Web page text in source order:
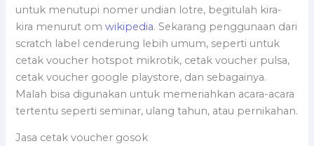
untuk menutupi nomer undian lotre, begitulah kira-
kira menurut omwikipedia. Sekarang penggunaan dari
scratch label cenderung lebih umum, seperti untuk
cetak voucher hotspot mikrotik, cetak voucher pulsa,
cetak voucher google playstore, dan sebagainya.
Malah bisa digunakan untuk memeriahkan acara-acara
tertentu seperti seminar, ulang tahun, atau pernikahan.
Jasa cetak voucher gosok